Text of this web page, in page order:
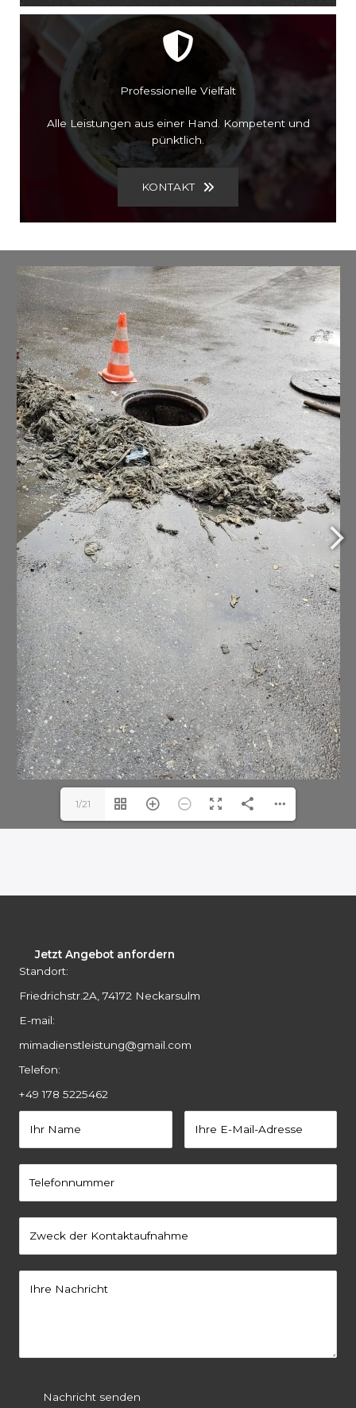
Professionelle Vielfalt
Alle Leistungen aus einer Hand. Kompetent und
pünktlich.
KONTAKT
1/21
Jetzt Angebot anfordern
Standort:
Friedrichstr.2A, 74172 Neckarsulm
E-mail:
mimadienstleistung@gmail.com
Telefon:
+49 178 5225462
Nachricht senden